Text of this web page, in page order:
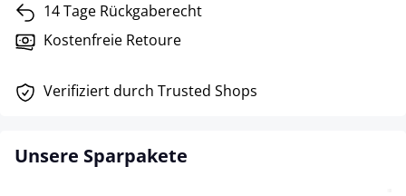
14 Tage Rückgaberecht
Kostenfreie Retoure
Verifiziert durch Trusted Shops
Unsere Sparpakete